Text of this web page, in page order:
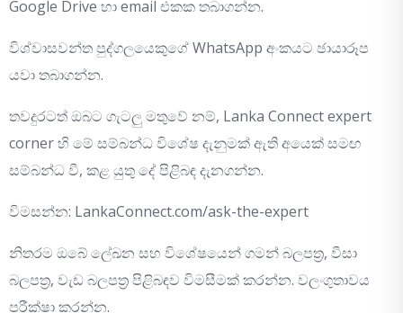
Google Drive හා email එකක තබාගන්න.
විශ්වාසවන්ත පුද්ගලයෙකුගේ WhatsApp අංකයට ඡායාරූප
යවා තබාගන්න.
තවදුරටත් ඔබට ගැටලු මතුවේ නම්, Lanka Connect expert
corner හි මේ සම්බන්ධ විශේෂ දැනුමක් ඇති අයෙක් සමඟ
සම්බන්ධ වී, කළ යුතු දේ පිළිබඳ දැනගන්න.
විමසන්න: LankaConnect.com/ask-the-expert
නිතරම ඔබේ ලේඛන සහ විශේෂයෙන් ගමන් බලපත්‍ර, වීසා
බලපත්‍ර, වැඩ බලපත්‍ර පිළිබඳව විමසීමක් කරන්න. වලංගුතාවය
පරීක්ෂා කරන්න.